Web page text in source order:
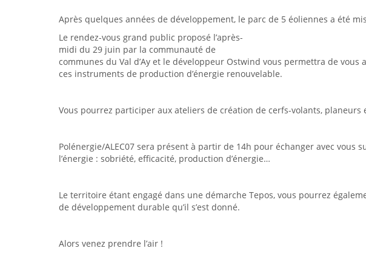
Après quelques années de développement, le parc de 5 éoliennes a été
Le rendez-vous grand public proposé l’après-
midi du 29 juin par la communauté de
communes du Val d’Ay et le développeur Ostwind vous permettra de
ces instruments de production d’énergie renouvelable.
Vous pourrez participer aux ateliers de création de cerfs-volants, planeurs
Polénergie/ALEC07 sera présent à partir de 14h pour échanger avec vous
l’énergie : sobriété, efficacité, production d’énergie…
Le territoire étant engagé dans une démarche Tepos, vous pourrez
de développement durable qu’il s’est donné.
Alors venez prendre l’air !